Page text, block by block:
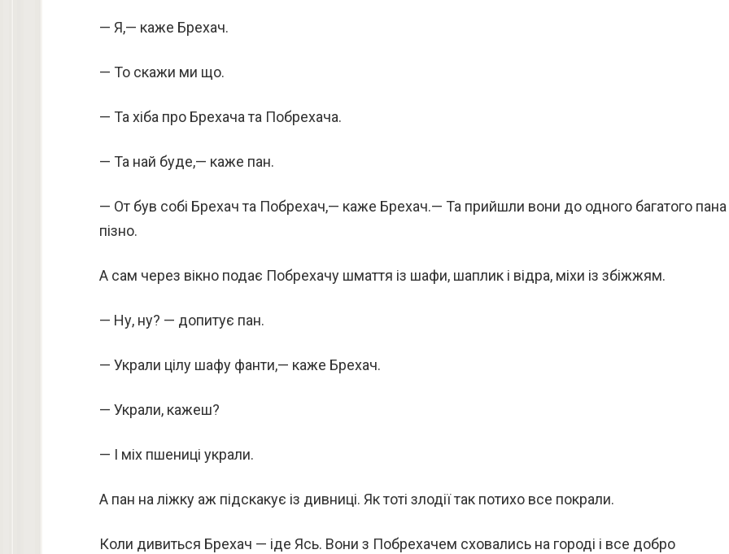
— Я,— каже Брехач.
— То скажи ми що.
— Та хіба про Брехача та Побрехача.
— Та най буде,— каже пан.
— От був собі Брехач та Побрехач,— каже Брехач.— Та прийшли вони до одного багатого пана
пізно.
А сам через вікно подає Побрехачу шмаття із шафи, шаплик і відра, міхи із збіжжям.
— Ну, ну? — допитує пан.
— Украли цілу шафу фанти,— каже Брехач.
— Украли, кажеш?
— І міх пшениці украли.
А пан на ліжку аж підскакує із дивниці. Як тоті злодії так потихо все покрали.
Коли дивиться Брехач — іде Ясь. Вони з Побрехачем сховались на городі і все добро